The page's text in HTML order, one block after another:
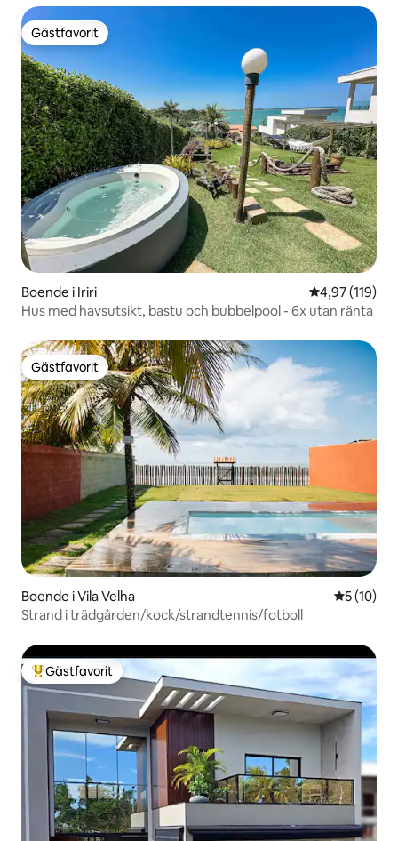
Gästfavorit
Gästfavorit
Boende i Iriri 4,97 av 5 i
4,97 (119)
Hus med havsutsikt, bastu och bubbelpool - 6x utan ränta
Gästfavorit
Gästfavorit
Boende i Vila Velha 5 av 5 i
5 (10)
Strand i trädgården/kock/strandtennis/fotboll
Populär gästfavorit
Gästfavorit